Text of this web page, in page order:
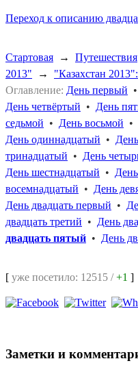
Переход к описанию
Стартовая → Путешествия
2013" → "Казахстан
Оглавление: День первый •
День четвёртый • День
седьмой • День восьмой •
День одиннадцатый •
тринадцатый • День
День шестнадцатый •
восемнадцатый • День
День двадцать первый •
двадцать третий • День
двадцать пятый • День
[ уже посетило: 12515 /+1 ]
Заметки и